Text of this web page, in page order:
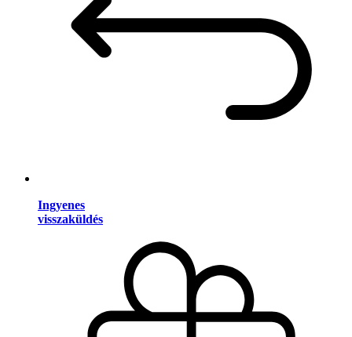
Ingyenes
visszaküldés